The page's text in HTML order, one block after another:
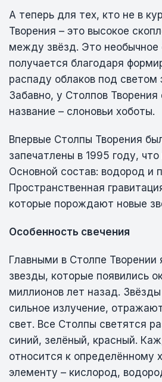
А теперь для тех, кто не в
Творения – это высокое
между звёзд. Это необычное
получается благодаря
распаду облаков под светом
Забавно, у Столпов Творения
название – слоновьи хоботы.
Впервые Столпы Творения
запечатлены в 1995 году,
Основной состав: водород и
Пространственная
которые порождают новые
Особенность свечения
Главными в Столпе Творении
звезды, которые появились
миллионов лет назад.
сильное излучение,
свет. Все Столпы светятся
синий, зелёный, красный.
относится к определённому
элементу – кислород,